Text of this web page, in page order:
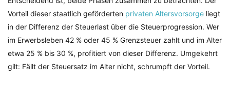
Vorteil dieser staatlich geförderten privaten Altersvorsorge liegt
in der Differenz der Steuerlast über die Steuerprogression. Wer
im Erwerbsleben 42 % oder 45 % Grenzsteuer zahlt und im Alter
etwa 25 % bis 30 %, profitiert von dieser Differenz. Umgekehrt
gilt: Fällt der Steuersatz im Alter nicht, schrumpft der Vorteil.